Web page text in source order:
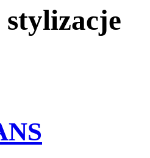
stylizacje